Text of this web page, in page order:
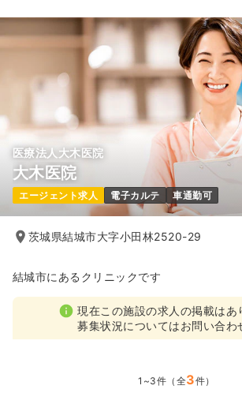
給与 31.0 万円〜/月 賞与2.7ヶ月
※一例
8:30～17:30
4週8休以上
担当業務未経験可 ブランク
月給31万円以上可
気になる 詳
日勤のみ（常勤）
給与 23.6万円〜/月 賞与2.7ヶ月
※一例
時間 8:30～17:30
第二新卒可
月給23万円以上可
気になる 詳
医療法人大木医院
大木医院
エージェント求人 電子カルテ 車通勤可
茨城県結城市大字小田林2520-29
結城市にあるクリニックです
現在この施設の求人の掲載はあ
募集状況についてはお問い合わ
1~3件（全3件）